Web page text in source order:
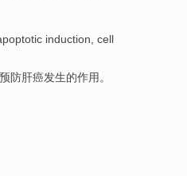
induction, cell
预防肝癌发生的作用。